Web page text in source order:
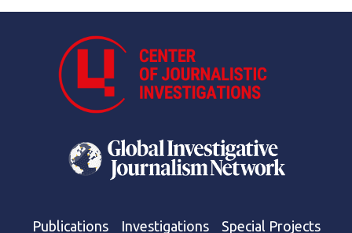
Publications Investigations Special Projects